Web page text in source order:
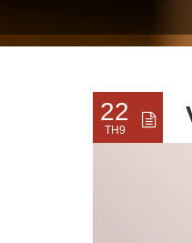
22
TH9